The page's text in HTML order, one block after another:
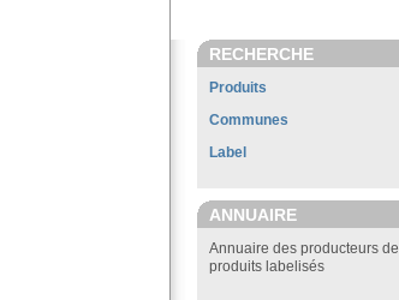
RECHERCHE
Produits
Communes
Label
ANNUAIRE
Annuaire des producteurs de
produits labelisés